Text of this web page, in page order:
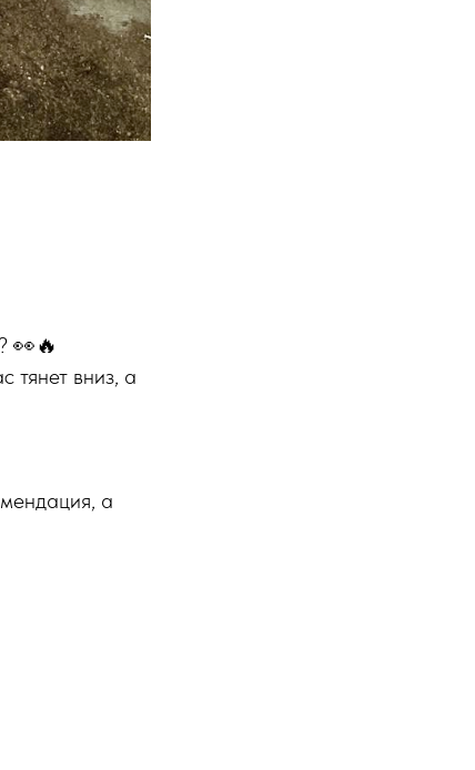
👀🔥
тянет вниз, а
а